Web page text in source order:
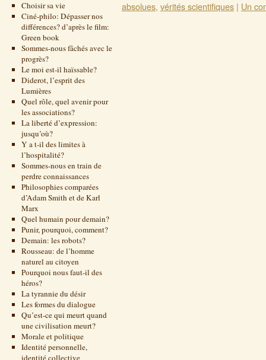
Choisir sa vie
Ciné-philo: Dépasser nos
différences? d’après le film:
Green book
Sommes-nous fâchés avec le
progrès?
Le moi est-il haïssable?
Diderot, l’esprit des
Lumières
Quel rôle, quel avenir pour
les associations?
La liberté d’expression:
jusqu’où?
Y a t-il des limites à
l’hospitalité?
Sommes-nous en train de
perdre connaissances
Philosophies comparées
d’Adam Smith et de Karl
Marx
Quel humain pour demain?
Punir, pourquoi, comment?
Demain: les robots?
Rousseau: de l’homme
naturel au citoyen
Pourquoi nous faut-il des
héros?
La tyrannie du désir
Les formes du dialogue
Qu’est-ce qui meurt quand
une civilisation meurt?
Morale et politique
Identité personnelle,
identité collective
absolues, vérités scientifiques | Un